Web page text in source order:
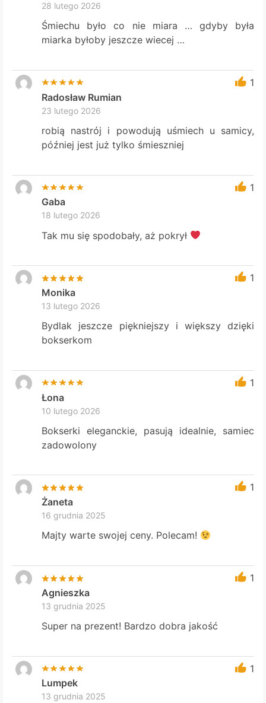
28 lutego 2026
Śmiechu było co nie miara … gdyby była
miarka byłoby jeszcze wiecej …
1
Radosław Rumian
23 lutego 2026
robią nastrój i powodują uśmiech u samicy,
później jest już tylko śmieszniej
1
Gaba
18 lutego 2026
Tak mu się spodobały, aż pokrył
1
Monika
13 lutego 2026
Bydlak jeszcze piękniejszy i większy dzięki
bokserkom
1
Łona
10 lutego 2026
Bokserki eleganckie, pasują idealnie, samiec
zadowolony
1
Żaneta
16 grudnia 2025
Majty warte swojej ceny. Polecam!
1
Agnieszka
13 grudnia 2025
Super na prezent! Bardzo dobra jakość
1
Lumpek
13 grudnia 2025